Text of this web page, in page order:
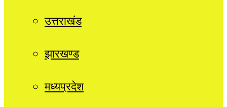
उत्तराखंड
झारखण्ड
मध्यप्रदेश